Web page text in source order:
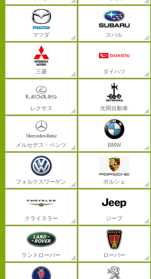
マツダ スバル
三菱 ダイハツ
レクサス 光岡自動車
メルセデス・ベンツ BMW
フォルクスワーゲン ポルシェ
クライスラー ジープ
ランドローバー ローバー